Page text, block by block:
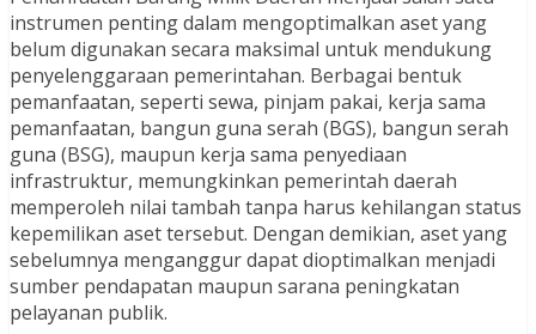
instrumen penting dalam mengoptimalkan aset yang
belum digunakan secara maksimal untuk mendukung
penyelenggaraan pemerintahan. Berbagai bentuk
pemanfaatan, seperti sewa, pinjam pakai, kerja sama
pemanfaatan, bangun guna serah (BGS), bangun serah
guna (BSG), maupun kerja sama penyediaan
infrastruktur, memungkinkan pemerintah daerah
memperoleh nilai tambah tanpa harus kehilangan status
kepemilikan aset tersebut. Dengan demikian, aset yang
sebelumnya menganggur dapat dioptimalkan menjadi
sumber pendapatan maupun sarana peningkatan
pelayanan publik.